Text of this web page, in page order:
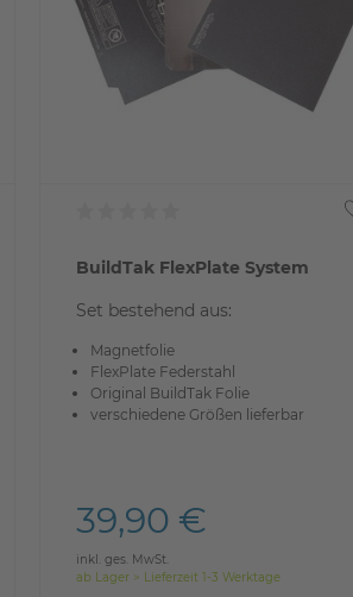
BuildTak FlexPlate System
Set bestehend aus:
Magnetfolie
FlexPlate Federstahl
Original BuildTak Folie
verschiedene Größen lieferbar
39,90 €
inkl. ges. MwSt.
ab Lager > Lieferzeit 1-3 Werktage